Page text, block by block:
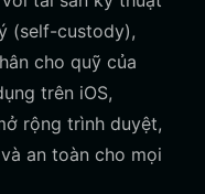
(self-custody),
cho quỹ của
trên iOS,
rộng trình duyệt,
an toàn cho mọi